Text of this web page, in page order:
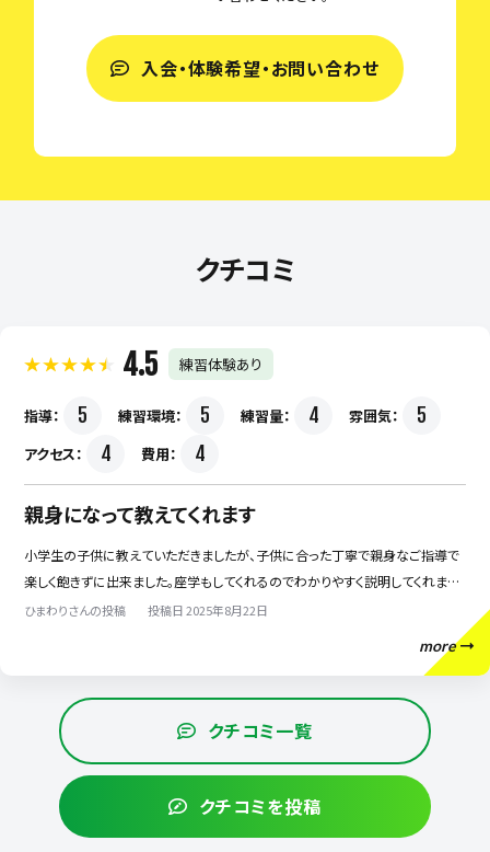
入会・体験希望・お問い合わせ
クチコミ
4.5 練習体験あり
指導： 5 練習環境： 5 練習量： 4 雰囲気： 5
アクセス： 4 費用： 4
親身になって教えてくれます
小学生の子供に教えていただきましたが、子供に合った丁寧で親身なご指導で
楽しく飽きずに出来ました。座学もしてくれるのでわかりやすく説明してくれまし
た。さらに目標を立てさせたり、自分で考える能力も養う指導をしてくれます。
ひまわりさんの投稿 投稿日 2025年8月22日
more
クチコミ一覧
クチコミを投稿